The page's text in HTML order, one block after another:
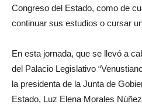
Congreso del Estado, como de
continuar sus estudios o cursar
En esta jornada, que se llevó a
del Palacio Legislativo
la presidenta de la Junta de
Estado, Luz Elena Morales